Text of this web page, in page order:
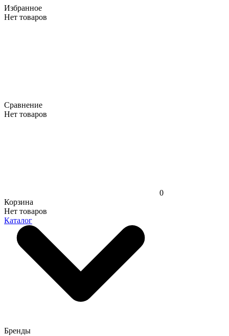
Избранное
Нет товаров
Сравнение
Нет товаров
0
Корзина
Нет товаров
Каталог
Бренды